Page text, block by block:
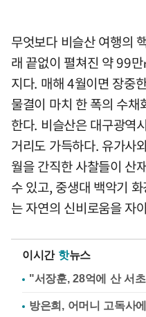
무엇보다 비슬산 여행의
래 끝없이 펼쳐진 약 99
지다. 매해 4월이면 장중
물결이 마치 한 폭의 수
한다. 비슬산은 대구광역
거리도 가득하다. 유가사
월을 간직한 사찰들이 산
수 있고, 중생대 백악기
는 자연의 신비로움을 자
이시간 핫뉴스
"서장훈, 28억에 산 서
방은희, 어머니 고독사